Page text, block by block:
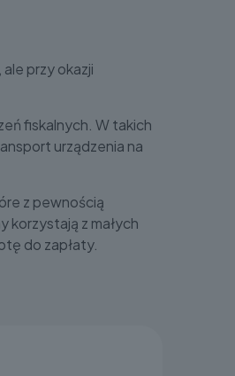
przy okazji
fiskalnych. W takich
urządzenia na
z pewnością
korzystają z małych
do zapłaty.